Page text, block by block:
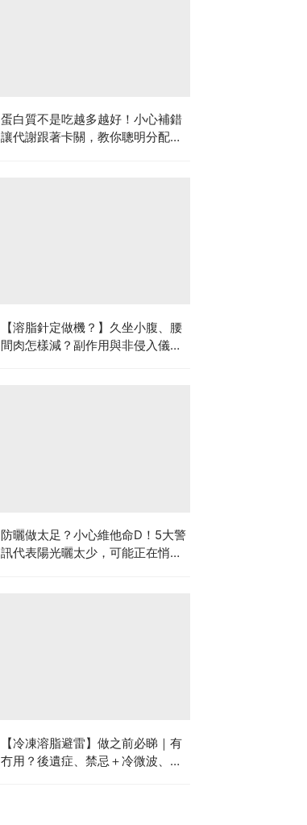
蛋白質不是吃越多越好！小心補錯
讓代謝跟著卡關，教你聰明分配三
【溶脂針定做機？】久坐小腹、腰
間肉怎樣減？副作用與非侵入儀器
防曬做太足？小心維他命D！5大警
訊代表陽光曬太少，可能正在悄悄
【冷凍溶脂避雷】做之前必睇｜有
冇用？後遺症、禁忌＋冷微波、雙